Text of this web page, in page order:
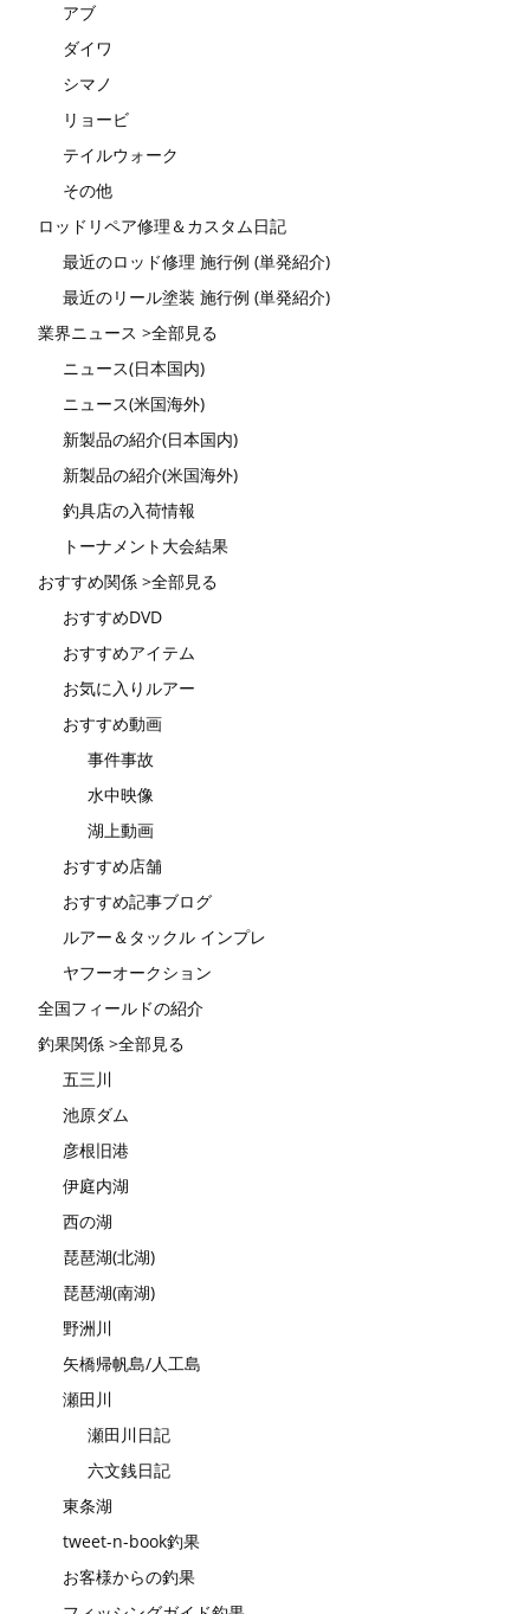
アブ
ダイワ
シマノ
リョービ
テイルウォーク
その他
ロッドリペア修理＆カスタム日記
最近のロッド修理 施行例 (単発紹介)
最近のリール塗装 施行例 (単発紹介)
業界ニュース >全部見る
ニュース(日本国内)
ニュース(米国海外)
新製品の紹介(日本国内)
新製品の紹介(米国海外)
釣具店の入荷情報
トーナメント大会結果
おすすめ関係 >全部見る
おすすめDVD
おすすめアイテム
お気に入りルアー
おすすめ動画
事件事故
水中映像
湖上動画
おすすめ店舗
おすすめ記事ブログ
ルアー＆タックル インプレ
ヤフーオークション
全国フィールドの紹介
釣果関係 >全部見る
五三川
池原ダム
彦根旧港
伊庭内湖
西の湖
琵琶湖(北湖)
琵琶湖(南湖)
野洲川
矢橋帰帆島/人工島
瀬田川
瀬田川日記
六文銭日記
東条湖
tweet-n-book釣果
お客様からの釣果